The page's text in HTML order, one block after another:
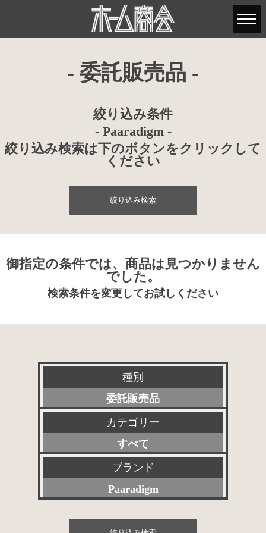
- 委託販売品 -
絞り込み条件
- Paaradigm -
絞り込み検索は下のボタンをクリックして
ください
絞り込み検索
御指定の条件では、商品は見つかりません
でした。
検索条件を変更してお試しください
種別
委託販売品
新品
特選アクセサリー
特価品
その他委託販売品
カテゴリー
すべて
プリアンプ
パワーアンプ
プリメインアンプ
ブランド
Paaradigm